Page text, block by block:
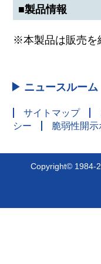
■製品情報
※本製品は販売を
▶ ニュースルーム
サイトマップ
シー
脆弱性開示
Copyright© 1984-